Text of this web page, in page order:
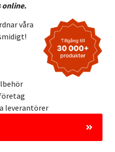
Etikettskrivare Cab
EOS5/300
Lägg I Kundvagn
online.
våra
leverantörer